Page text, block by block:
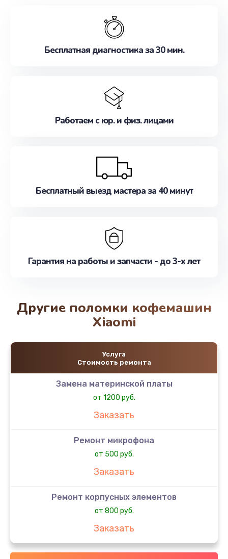
Бесплатная диагностика за 30 мин.
Работаем с юр. и физ. лицами
Бесплатный выезд мастера за 40 минут
Гарантия на работы и запчасти - до 3-х лет
Другие поломки кофемашин
Xiaomi
Услуга
Стоимость ремонта
Замена материнской платы
от 1200 руб.
Заказать
Ремонт микрофона
от 500 руб.
Заказать
Ремонт корпусных элементов
от 800 руб.
Заказать
Ремонт сим-лотка